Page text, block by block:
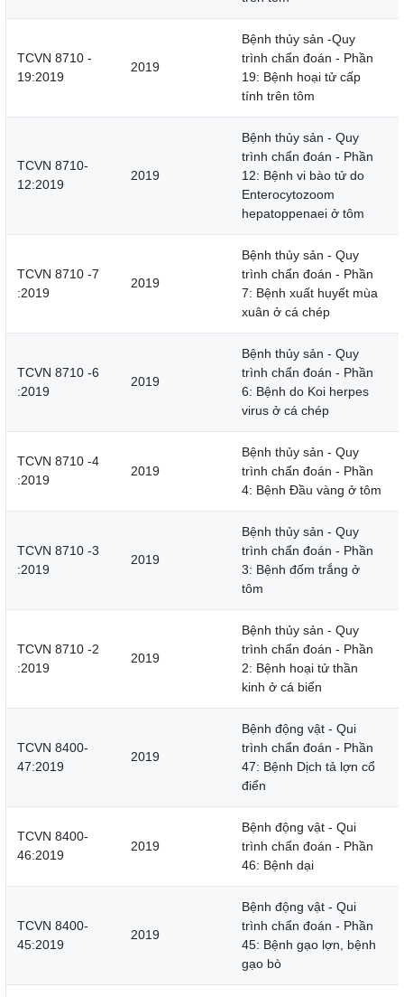
TCVN 8710 -
19:2019
2019
Bệnh thủy sản -Quy
trình chẩn đoán - Phần
19: Bệnh hoại tử cấp
tính trên tôm
TCVN 8710-
12:2019
2019
Bệnh thủy sản - Quy
trình chẩn đoán - Phần
12: Bệnh vi bào tử do
Enterocytozoom
hepatoppenaei ở tôm
TCVN 8710 -7
:2019
2019
Bệnh thủy sản - Quy
trình chẩn đoán - Phần
7: Bệnh xuất huyết mùa
xuân ở cá chép
TCVN 8710 -6
:2019
2019
Bệnh thủy sản - Quy
trình chẩn đoán - Phần
6: Bệnh do Koi herpes
virus ở cá chép
TCVN 8710 -4
:2019
2019
Bệnh thủy sản - Quy
trình chẩn đoán - Phần
4: Bệnh Đầu vàng ở tôm
TCVN 8710 -3
:2019
2019
Bệnh thủy sản - Quy
trình chẩn đoán - Phần
3: Bệnh đốm trắng ở
tôm
TCVN 8710 -2
:2019
2019
Bệnh thủy sản - Quy
trình chẩn đoán - Phần
2: Bệnh hoại tử thần
kinh ở cá biển
TCVN 8400-
47:2019
2019
Bệnh động vật - Qui
trình chẩn đoán - Phần
47: Bệnh Dịch tả lợn cổ
điển
TCVN 8400-
46:2019
2019
Bệnh động vật - Qui
trình chẩn đoán - Phần
46: Bệnh dại
TCVN 8400-
45:2019
2019
Bệnh động vật - Qui
trình chẩn đoán - Phần
45: Bệnh gạo lợn, bệnh
gạo bò